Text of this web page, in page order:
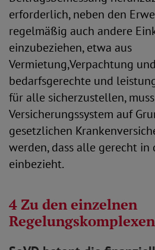
erforderlich, neben den
regelmäßig auch andere
einzubeziehen, etwa aus
Vermietung,Verpachtung
bedarfsgerechte und
für alle sicherzustellen,
Versicherungssystem auf
gesetzlichen
werden, dass alle gerecht in
einbezieht.
4 Zu den einzelnen
Regelungskomplexen